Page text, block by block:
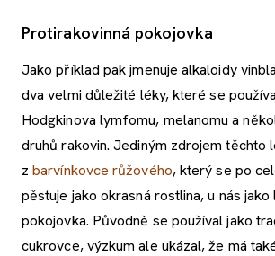
Protirakovinná pokojovka
Jako příklad pak jmenuje alkaloidy
dva velmi důležité léky, které se
Hodgkinova lymfomu, melanomu a
druhů rakovin. Jediným zdrojem těchto
zbarvínkovce růžového, který se po
pěstuje jako okrasná rostlina, u nás jako
pokojovka. Původně se používal jako
cukrovce, výzkum ale ukázal, že má